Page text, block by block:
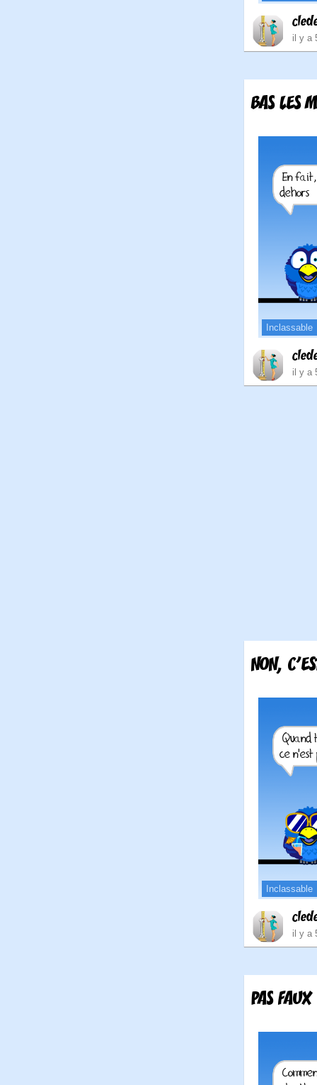
il y a
BAS LES
Inclassable
il y a
NON,
Inclassable
il y a
PAS FAUX